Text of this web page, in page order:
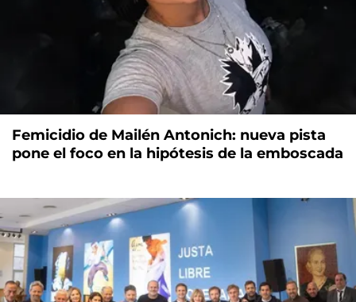
Femicidio de Mailén Antonich: nueva pista
pone el foco en la hipótesis de la emboscada